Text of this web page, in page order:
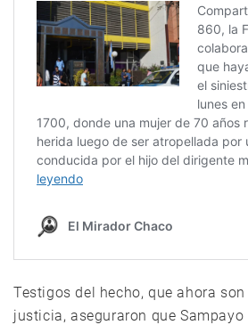
Testigos del hecho, que ahora
justicia, aseguraron que